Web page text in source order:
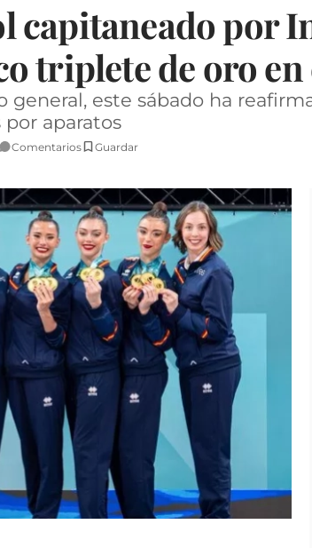
capitaneado por
triplete de oro en
general, este sábado ha
por aparatos
Comentarios Guardar